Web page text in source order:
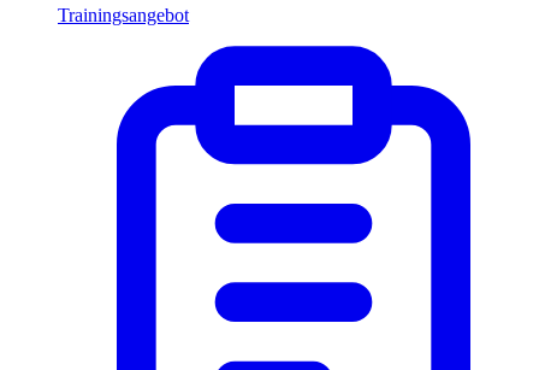
Trainingsangebot